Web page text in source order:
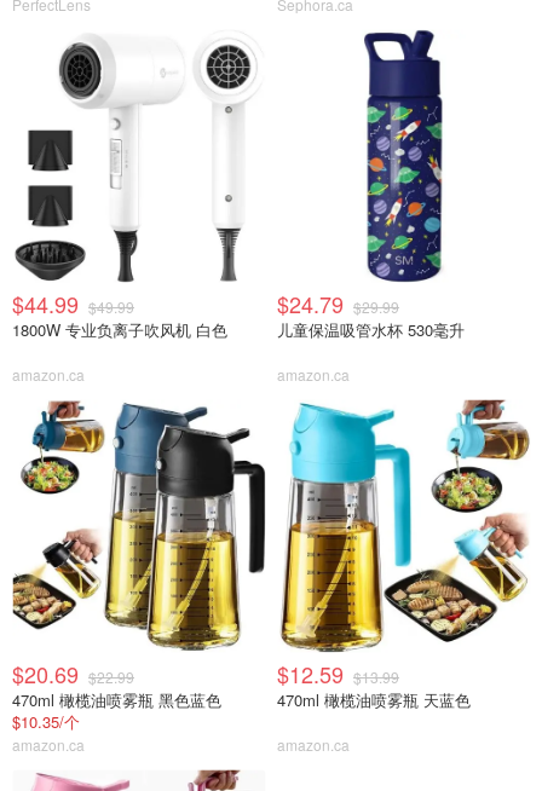
PerfectLens Sephora.ca
$44.99 $49.99
1800W 专业负离子吹风机 白色
amazon.ca
$24.79 $29.99
儿童保温吸管水杯 530毫升
amazon.ca
$20.69 $22.99
470ml 橄榄油喷雾瓶 黑色蓝色
$10.35/个
amazon.ca
$12.59 $13.99
470ml 橄榄油喷雾瓶 天蓝色
amazon.ca